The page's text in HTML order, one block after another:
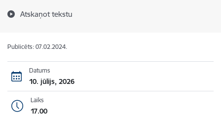
Atskaņot tekstu
Publicēts: 07.02.2024.
Datums
10. jūlijs, 2026
Laiks
17.00